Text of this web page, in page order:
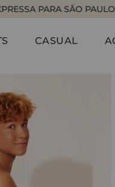
PARA SÃO
CASUAL